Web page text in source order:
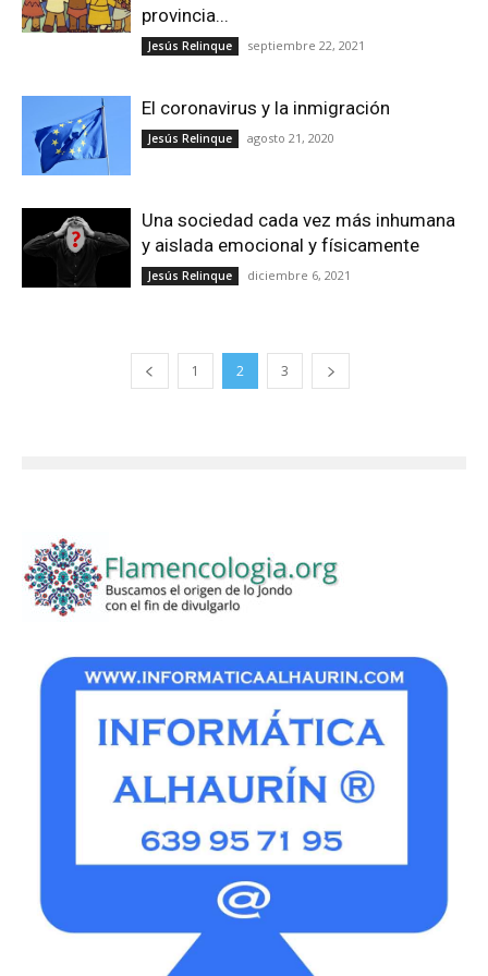
provincia...
Jesús Relinque septiembre 22, 2021
El coronavirus y la inmigración
Jesús Relinque agosto 21, 2020
Una sociedad cada vez más inhumana
y aislada emocional y físicamente
Jesús Relinque diciembre 6, 2021
1 2 3